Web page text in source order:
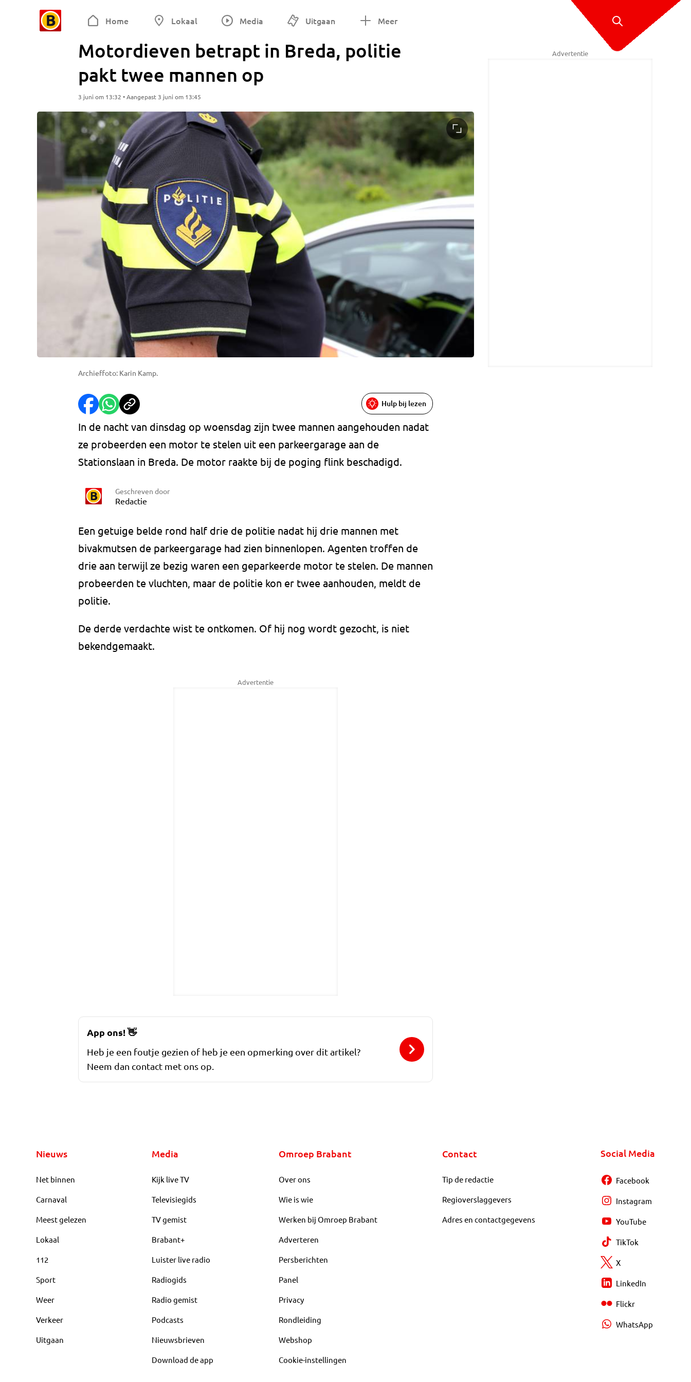
Home Lokaal Media Uitgaan Meer
Motordieven betrapt in Breda, politie
pakt twee mannen op
3 juni om 13:32 • Aangepast 3 juni om 13:45
Archieffoto: Karin Kamp.
Hulp bij lezen
In de nacht van dinsdag op woensdag zijn twee mannen aangehouden nadat
ze probeerden een motor te stelen uit een parkeergarage aan de
Stationslaan in Breda. De motor raakte bij de poging flink beschadigd.
Geschreven door
Redactie
Een getuige belde rond half drie de politie nadat hij drie mannen met
bivakmutsen de parkeergarage had zien binnenlopen. Agenten troffen de
drie aan terwijl ze bezig waren een geparkeerde motor te stelen. De mannen
probeerden te vluchten, maar de politie kon er twee aanhouden, meldt de
politie.
De derde verdachte wist te ontkomen. Of hij nog wordt gezocht, is niet
bekendgemaakt.
Advertentie
Advertentie
App ons!👋
Heb je een foutje gezien of heb je een opmerking over dit artikel?
Neem dan contact met ons op.
Nieuws
Net binnen
Carnaval
Meest gelezen
Lokaal
112
Sport
Weer
Verkeer
Uitgaan
Media
Kijk live TV
Televisiegids
TV gemist
Brabant+
Luister live radio
Radiogids
Radio gemist
Podcasts
Nieuwsbrieven
Download de app
Omroep Brabant
Over ons
Wie is wie
Werken bij Omroep Brabant
Adverteren
Persberichten
Panel
Privacy
Rondleiding
Webshop
Cookie-instellingen
Contact
Tip de redactie
Regioverslaggevers
Adres en contactgegevens
Social Media
Facebook
Instagram
YouTube
TikTok
X
LinkedIn
Flickr
WhatsApp